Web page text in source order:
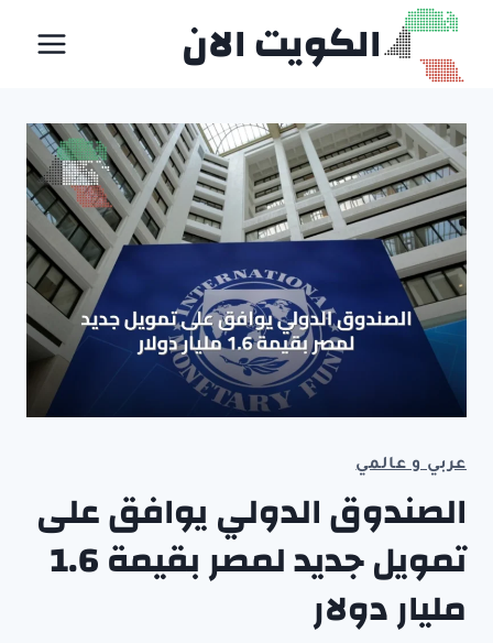
التجاوز
المحتوى
الكويت الان
عربي و عالمي
الصندوق الدولي يوافق على
تمويل جديد لمصر بقيمة 1.6
مليار دولار